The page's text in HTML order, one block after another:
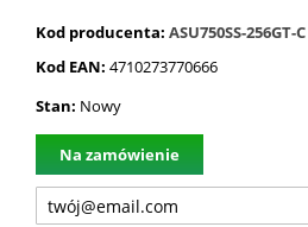
Kod producenta: ASU750SS-256GT-C
Kod EAN: 4710273770666
Stan: Nowy
Na zamówienie